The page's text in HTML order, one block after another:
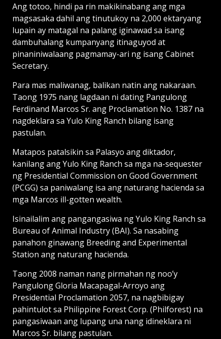
Ang totoo, hindi pa rin makikinabang ang mga
magsasaka dahil ang tinutukoy na 2,000 ektaryang
lupain ay matagal na palang iginawad sa isang
dambuhalang kumpanyang itinaguyod at
pinaniniwalaang pagmamay-ari ng isang Cabinet
Secretary.
Para mas maliwanag, balikan natin ang nakaraan.
Taong 1975 nang lagdaan ni dating Pangulong
Ferdinand Marcos Sr. ang Proclamation No. 1387 na
nagdeklara sa Yulo King Ranch bilang isang
pastulan.
Matapos patalsikin sa Palasyo ang diktador,
kanilang ang Yulo King Ranch sa mga na-sequester
ng Presidential Commission on Good Government
(PCGG) sa paniwalang isa ang naturang hacienda sa
mga Marcos ill-gotten wealth.
Isinailalim ang pangangasiwa ng Yulo King Ranch sa
Bureau of Animal Industry (BAI). Sa nasabing
panahon ginawang Breeding and Experimental
Station ang naturang hacienda.
Taong 2008 naman nang pirmahan ng noo’y
Pangulong Gloria Macapagal-Arroyo ang
Presidential Proclamation 2057, na nagbibigay
pahintulot sa Philippine Forest Corp. (Philforest) na
pangasiwaan ang lupang una nang idineklara ni
Marcos Sr. bilang pastulan.